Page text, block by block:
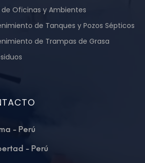
Oficinas y Ambientes
de Tanques y Pozos Sépticos
de Trampas de Grasa
- Perú
- Perú